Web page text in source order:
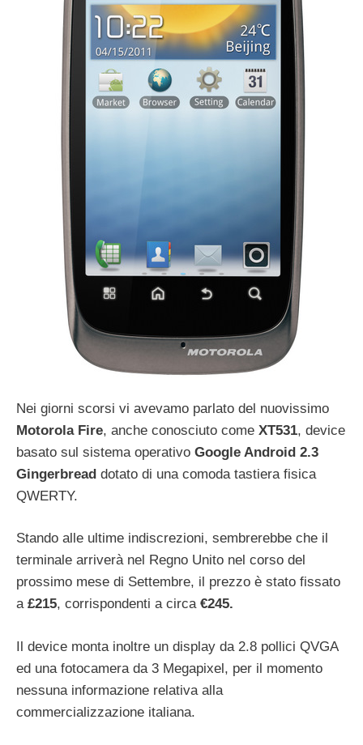
Nei giorni scorsi vi avevamo parlato del nuovissimo
Motorola Fire, anche conosciuto come XT531, device
basato sul sistema operativo Google Android 2.3
Gingerbread dotato di una comoda tastiera fisica
QWERTY.
Stando alle ultime indiscrezioni, sembrerebbe che il
terminale arriverà nel Regno Unito nel corso del
prossimo mese di Settembre, il prezzo è stato fissato
a £215, corrispondenti a circa €245.
Il device monta inoltre un display da 2.8 pollici QVGA
ed una fotocamera da 3 Megapixel, per il momento
nessuna informazione relativa alla
commercializzazione italiana.